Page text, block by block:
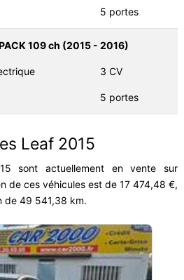
5 portes
109 ch (2015 - 2016)
3 CV
5 portes
Leaf 2015
sont actuellement en vente sur
de ces véhicules est de 17 474,48 €,
de 49 541,38 km.